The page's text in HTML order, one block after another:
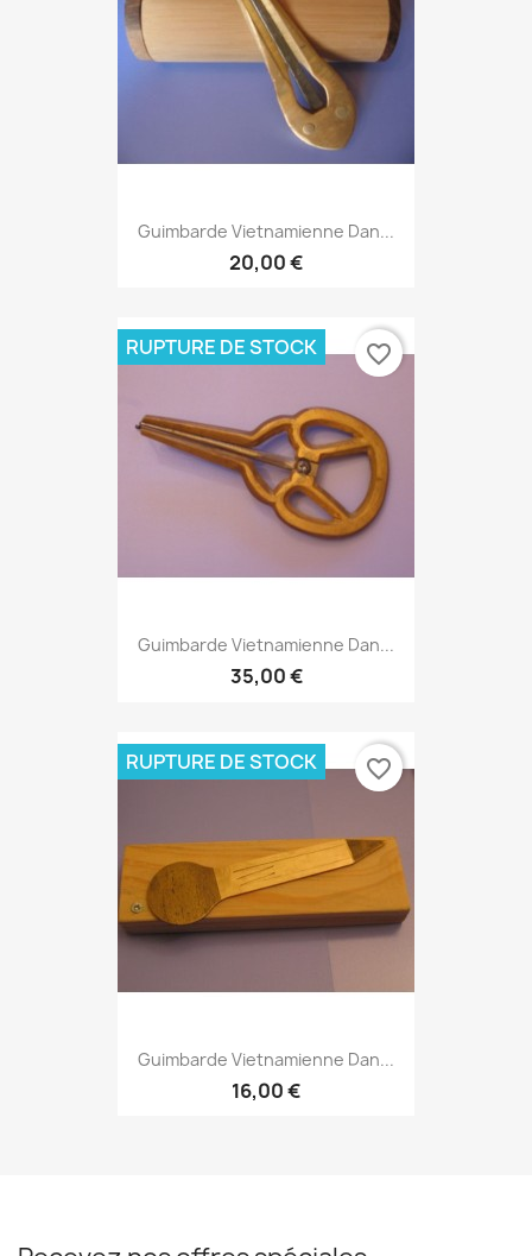
Guimbarde Vietnamienne Dan...
20,00 €
Guimbarde Vietnamienne Dan...
35,00 €
RUPTURE DE STOCK favorite_border
Guimbarde Vietnamienne Dan...
16,00 €
RUPTURE DE STOCK favorite_border